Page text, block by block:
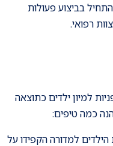
בביצוע פעולות
רפואי.
למיון ילדים כתוצאה
כמה טיפים:
למדורה הקפידו על